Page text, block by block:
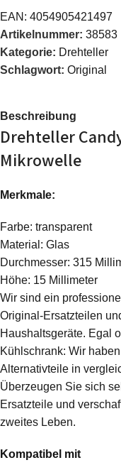
EAN: 4054905421497
Artikelnummer: 38583
Kategorie: Drehteller
Schlagwort: Original
Beschreibung
Drehteller
Mikrowelle
Merkmale:
Farbe: transparent
Material: Glas
Durchmesser: 315
Höhe: 15 Millimeter
Wir sind ein
Original-Ersatzteilen
Haushaltsgeräte. Egal
Kühlschrank: Wir
Alternativteile in
Überzeugen Sie sich
Ersatzteile und
zweites Leben.
Kompatibel mit